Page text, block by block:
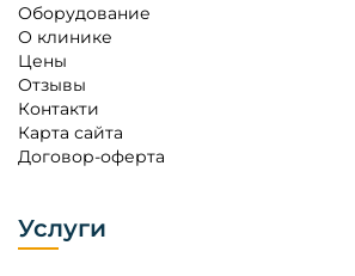
Оборудование
О клинике
Цены
Отзывы
Контакти
Карта сайта
Договор-оферта
Услуги